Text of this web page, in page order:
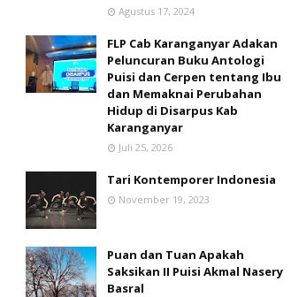
Agustus 17, 2024
FLP Cab Karanganyar Adakan
Peluncuran Buku Antologi
Puisi dan Cerpen tentang Ibu
dan Memaknai Perubahan
Hidup di Disarpus Kab
Karanganyar
Juli 25, 2026
Tari Kontemporer Indonesia
November 19, 2023
Puan dan Tuan Apakah
Saksikan II Puisi Akmal Nasery
Basral